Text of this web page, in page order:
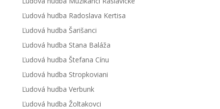
Ľudová hudba Radoslava Kertisa
Ľudová hudba Šarišanci
Ľudová hudba Stana Baláža
Ľudová hudba Štefana Cínu
Ľudová hudba Stropkoviani
Ľudová hudba Verbunk
Ľudová hudba Žoltakovci